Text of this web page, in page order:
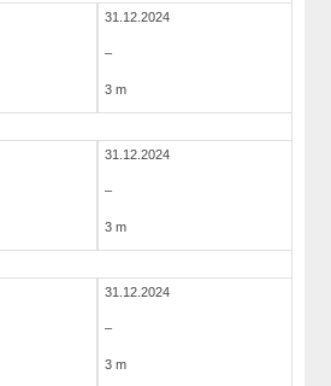
31.12.2024
–
3 m
31.12.2024
–
3 m
31.12.2024
–
3 m